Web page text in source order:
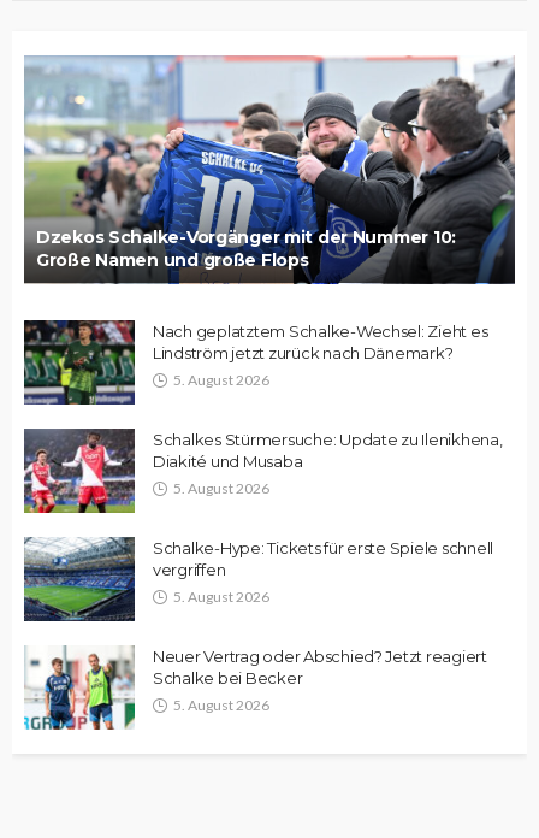
Dzekos Schalke-Vorgänger mit der Nummer 10:
Große Namen und große Flops
Nach geplatztem Schalke-Wechsel: Zieht es
Lindström jetzt zurück nach Dänemark?
5. August 2026
Schalkes Stürmersuche: Update zu Ilenikhena,
Diakité und Musaba
5. August 2026
Schalke-Hype: Tickets für erste Spiele schnell
vergriffen
5. August 2026
Neuer Vertrag oder Abschied? Jetzt reagiert
Schalke bei Becker
5. August 2026